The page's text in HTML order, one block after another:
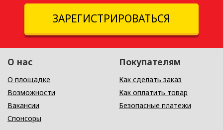
ЗАРЕГИСТРИРОВАТЬСЯ
О нас
О площадке
Возможности
Вакансии
Спонсоры
Покупателям
Как сделать заказ
Как оплатить товар
Безопасные платежи